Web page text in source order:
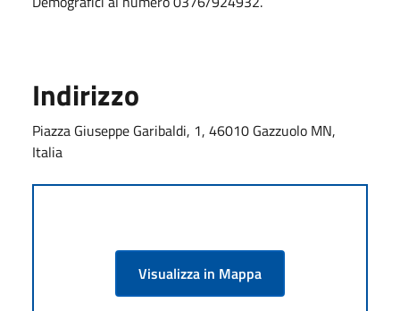
Indirizzo
Piazza Giuseppe Garibaldi, 1, 46010 Gazzuolo MN,
Italia
Visualizza in Mappa